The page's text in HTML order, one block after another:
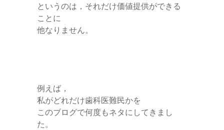
というのは，それだけ価値提供ができる
ことに
他なりません。
例えば，
私がどれだけ歯科医難民かを
このブログで何度もネタにしてきまし
た。